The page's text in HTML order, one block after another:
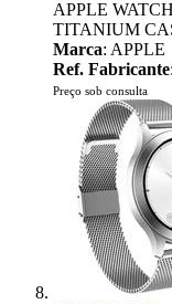
APPLE
TITANIUM
Marca: APPLE
Ref. Fabricante
Preço sob consulta